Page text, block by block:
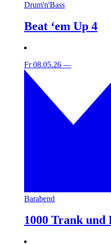
Drum'n'Bass
Beat ‘em Up 4
Fr 08.05.26 —
Barabend
1000 Trank und